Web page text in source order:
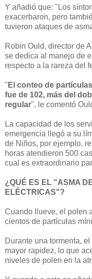
Y añadió que: "Los
exacerbaron, pero
tuvieron ataques de
Robin Ould, director de
se dedica al manejo de
respecto a la rareza del
" El conteo de
fue de 102, más del
regular", le comentó
La capacidad de los
emergencia llegó a su
de Niños, por ejemplo,
horas atendieron 500
cual es extraordinario
¿QUÉ ES EL "ASMA
ELÉCTRICAS"?
Cuando llueve, el polen
cientos de partículas
Durante una tormenta,
mayor rapidez, lo que
niveles de polen en la